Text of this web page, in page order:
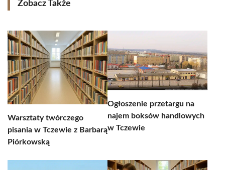
Zobacz Także
Warsztaty twórczego
pisania w Tczewie z Barbarą
Piórkowską
Ogłoszenie przetargu na
najem boksów handlowych
w Tczewie